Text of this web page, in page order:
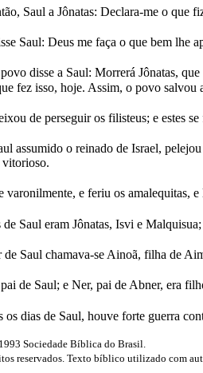
Saul a Jônatas: Declara-me o que
Saul: Deus me faça o que bem lhe
disse a Saul: Morrerá Jônatas,
fez isso, hoje. Assim, o povo salvou
de perseguir os filisteus; e estes se
assumido o reinado de Israel,
vitorioso.
varonilmente, e feriu os amalequitas,
Saul eram Jônatas, Isvi e
Saul chamava-se Ainoã, filha de
de Saul; e Ner, pai de Abner, era
os dias de Saul, houve forte guerra
Sociedade Bíblica do Brasil.
reservados. Texto bíblico utilizado com